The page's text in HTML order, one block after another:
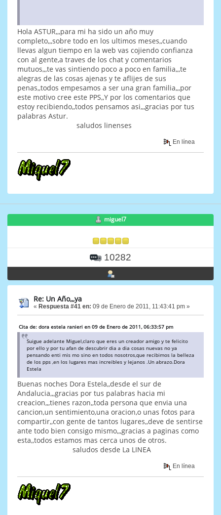
Hola ASTUR,,,para mi ha sido un año muy
completo,,,sobre todo en los ultimos meses,,cuando
llevas algun tiempo en la web vas cojiendo confianza
con al gente,a traves de los chat y comentarios
mutuos,,,te vas sintiendo poco a poco en familia,,,te
alegras de las cosas ajenas y te aflijes de sus
penas,,todos empesamos a ser una gran familia,,,por
este motivo cree este PPS,,Y por los comentarios que
estoy recibiendo,,todos pensamos asi,,,gracias por tus
palabras Astur.
saludos linenses
En línea
miguel7
10282
Re: Un Año,,,ya
« Respuesta #41 en: 09 de Enero de 2011, 11:43:41 pm »
Cita de: dora estela ranieri en 09 de Enero de 2011, 06:33:57 pm
Suigue adelante Miguel,claro que eres un creador amigo y te felicito
por ello y por tu afan de descubrir dia a dia cosas nuevas no ya
pensando enti mis mo sino en todos nosotros,que recibimos la belleza
de los pps ,en los lugares mas increibles y lejanos .Un abrazo.Dora
Estela
Buenas noches Dora Estela,,desde el sur de
Andalucia,,,gracias por tus palabras hacia mi
creacion,,,tienes razon,,toda persona que envia una
cancion,un sentimiento,una oracion,o unas fotos para
compartir,,con gente de tantos lugares,,deve de sentirse
ante todo bien consigo mismo,,,gracias a paginas como
esta,,todos estamos mas cerca unos de otros.
saludos desde La LINEA
En línea